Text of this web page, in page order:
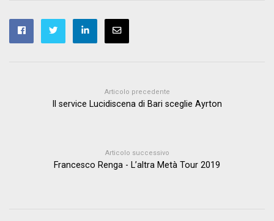
Articolo precedente
Il service Lucidiscena di Bari sceglie Ayrton
Articolo successivo
Francesco Renga - L’altra Metà Tour 2019